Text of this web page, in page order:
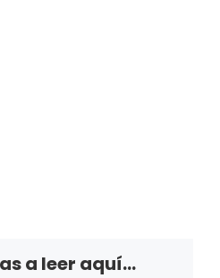
a leer aquí...